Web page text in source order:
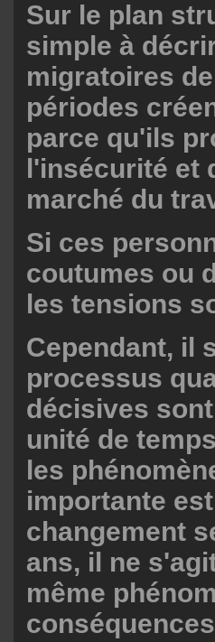
Sur le plan
simple à
migratoires
périodes
parce qu'ils
l'insécurité et
marché du
Si ces
coutumes ou
les tensions
Cependant, il
processus
décisives
unité de
les
importante
changement
ans, il ne
même